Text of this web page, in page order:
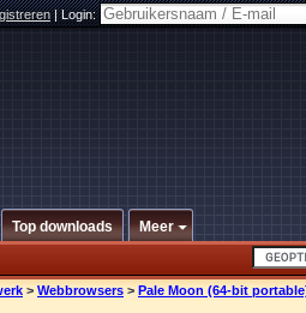
|Login:
Top downloads Meer
> Webbrowsers > Pale Moon (64-bit